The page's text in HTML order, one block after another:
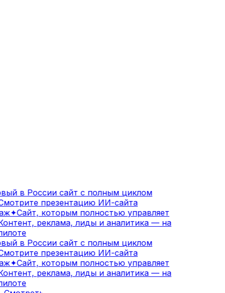
в России сайт с полным циклом
презентацию ИИ-сайта
✦Сайт, которым полностью управляет
реклама, лиды и аналитика — на
в России сайт с полным циклом
презентацию ИИ-сайта
✦Сайт, которым полностью управляет
реклама, лиды и аналитика — на